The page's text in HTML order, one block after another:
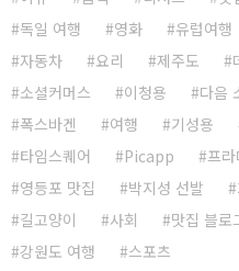
독일 여행
영화 유럽여행
자동차
요리 제주도
소셜커머스
이청용 다음
폭스바겐
여행 기성용
타임스퀘어
Picapp 프
영등포 맛집
박지성 선발
길고양이
사회 맛집 블로
강원도 여행
스포츠